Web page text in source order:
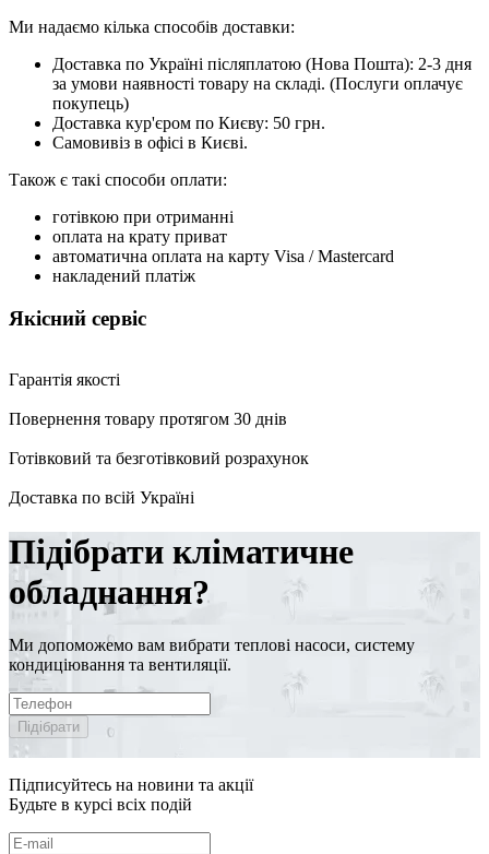
Ми надаємо кілька способів доставки:
Доставка по Україні післяплатою (Нова Пошта): 2-3 дня
за умови наявності товару на складі. (Послуги оплачує
покупець)
Доставка кур'єром по Києву: 50 грн.
Самовивіз в офісі в Києві.
Також є такі способи оплати:
готівкою при отриманні
оплата на крату приват
автоматична оплата на карту Visa / Mastercard
накладений платіж
Якісний сервіс
Гарантія якості
Повернення товару протягом 30 днів
Готівковий та безготівковий розрахунок
Доставка по всій Україні
Підібрати кліматичне
обладнання?
Ми допоможемо вам вибрати теплові насоси, систему
кондиціювання та вентиляції.
Підібрати
Підписуйтесь на новини та акції
Будьте в курсі всіх подій